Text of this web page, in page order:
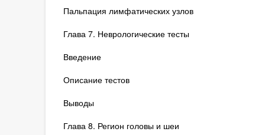
Пальпация лимфатических узлов
Глава 7. Неврологические тесты
Введение
Описание тестов
Выводы
Глава 8. Регион головы и шеи